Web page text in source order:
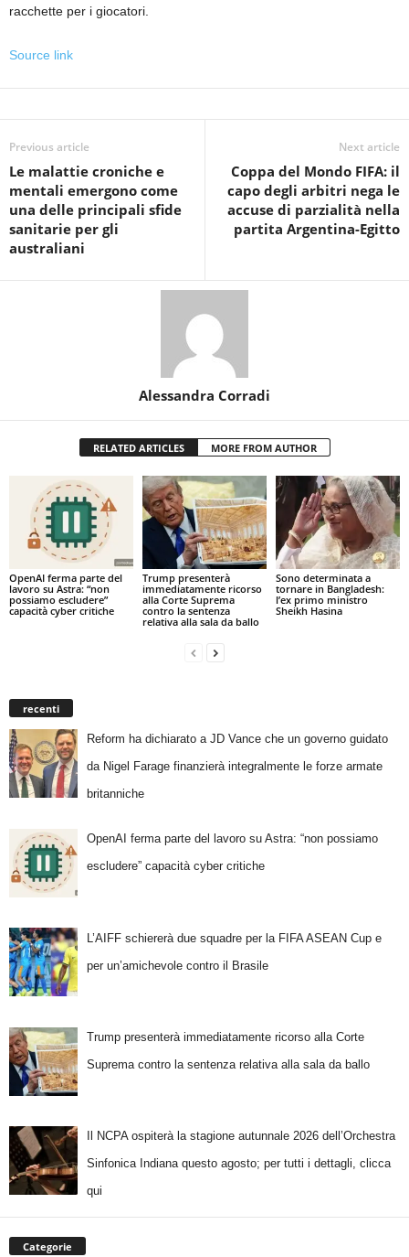
racchette per i giocatori.
Source link
Previous article
Le malattie croniche e
mentali emergono come
una delle principali sfide
sanitarie per gli
australiani
Next article
Coppa del Mondo FIFA: il
capo degli arbitri nega le
accuse di parzialità nella
partita Argentina-Egitto
Alessandra Corradi
RELATED ARTICLES MORE FROM AUTHOR
OpenAI ferma parte del
lavoro su Astra: “non
possiamo escludere”
capacità cyber critiche
Trump presenterà
immediatamente ricorso
alla Corte Suprema
contro la sentenza
relativa alla sala da ballo
Sono determinata a
tornare in Bangladesh:
l’ex primo ministro
Sheikh Hasina
recenti
Reform ha dichiarato a JD Vance che un governo guidato
da Nigel Farage finanzierà integralmente le forze armate
britanniche
OpenAI ferma parte del lavoro su Astra: “non possiamo
escludere” capacità cyber critiche
L’AIFF schiererà due squadre per la FIFA ASEAN Cup e
per un’amichevole contro il Brasile
Trump presenterà immediatamente ricorso alla Corte
Suprema contro la sentenza relativa alla sala da ballo
Il NCPA ospiterà la stagione autunnale 2026 dell’Orchestra
Sinfonica Indiana questo agosto; per tutti i dettagli, clicca
qui
Categorie